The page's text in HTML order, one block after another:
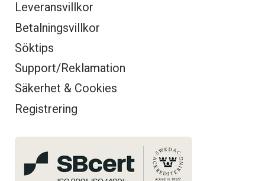
Leveransvillkor
Betalningsvillkor
Söktips
Support/Reklamation
Säkerhet & Cookies
Registrering